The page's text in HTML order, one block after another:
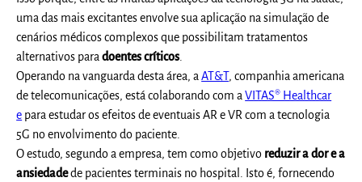
uma das mais excitantes envolve sua aplicação na simulação de
cenários médicos complexos que possibilitam tratamentos
alternativos paradoentes críticos
Operando na vanguarda desta área, aAT&T, companhia americana
de telecomunicações, está colaborando com aVITAS® Healthcar
e para estudar os efeitos de eventuais AR e VR com a tecnologia
5G no envolvimento do paciente.
O estudo, segundo a empresa, tem como objetivo reduzir a dor e a
ansiedadede pacientes terminais no hospital. Isto é, fornecendo